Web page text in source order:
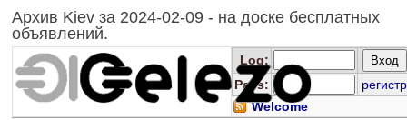
Архив Kiev за 2024-02-09 - на доске бесплатных
объявлений.
Log:
Pass:
регистр
Welcome